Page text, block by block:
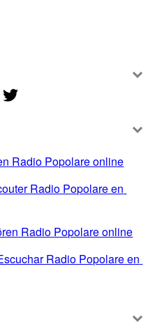
Radio Popolare online
Radio Popolare en
Radio Popolare online
Radio Popolare en